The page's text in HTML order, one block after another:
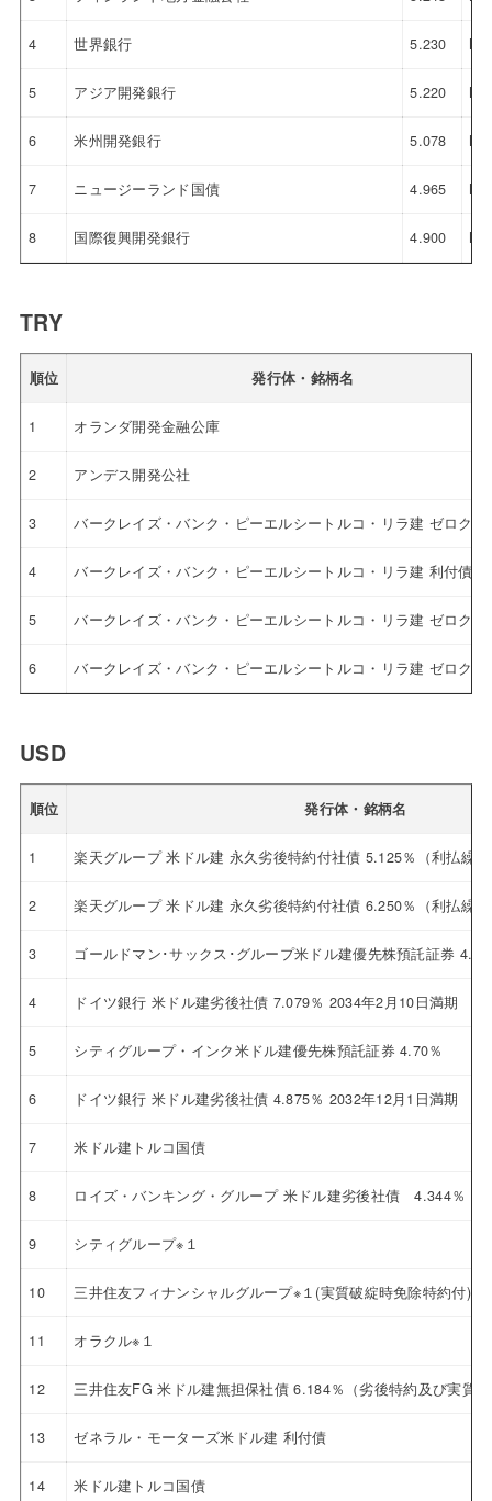
4 世界銀行 5.230
5 アジア開発銀行 5.220
6 米州開発銀行 5.078
7 ニュージーランド国債 4.965
8 国際復興開発銀行 4.900
TRY
順位 発行体・銘柄名
1 オランダ開発金融公庫
2 アンデス開発公社
3 バークレイズ・バンク・ピーエルシートルコ・リラ建 ゼロクー
4 バークレイズ・バンク・ピーエルシートルコ・リラ建 利付債
5 バークレイズ・バンク・ピーエルシートルコ・リラ建 ゼロクー
6 バークレイズ・バンク・ピーエルシートルコ・リラ建 ゼロクー
USD
順位 発行体・銘柄名
1 楽天グループ 米ドル建 永久劣後特約付社債 5.125％（利払繰
2 楽天グループ 米ドル建 永久劣後特約付社債 6.250％（利払繰
3 ゴールドマン･サックス･グループ米ドル建優先株預託証券
4 ドイツ銀行 米ドル建劣後社債 7.079％ 2034年2月10日満期
5 シティグループ・インク米ドル建優先株預託証券 4.70％
6 ドイツ銀行 米ドル建劣後社債 4.875％ 2032年12月1日満期
7 米ドル建トルコ国債
8 ロイズ・バンキング・グループ 米ドル建劣後社債 4.344％
9 シティグループ※１
10 三井住友フィナンシャルグループ※１(実質破綻時免除特約付)
11 オラクル※１
12 三井住友FG 米ドル建無担保社債 6.184％（劣後特約及び実質
13 ゼネラル・モーターズ米ドル建 利付債
14 米ドル建トルコ国債